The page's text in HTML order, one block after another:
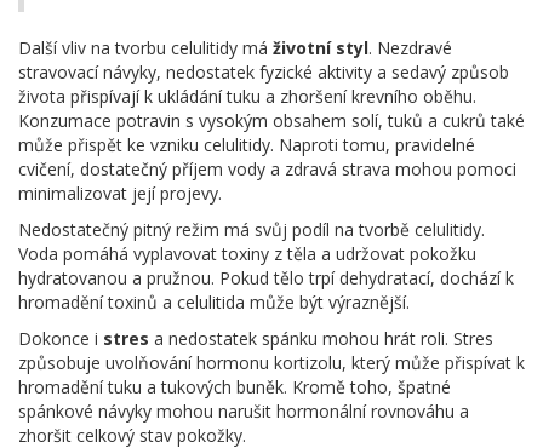
Další vliv na tvorbu celulitidy má životní styl. Nezdravé
stravovací návyky, nedostatek fyzické aktivity a sedavý způsob
života přispívají k ukládání tuku a zhoršení krevního oběhu.
Konzumace potravin s vysokým obsahem solí, tuků a cukrů také
může přispět ke vzniku celulitidy. Naproti tomu, pravidelné
cvičení, dostatečný příjem vody a zdravá strava mohou pomoci
minimalizovat její projevy.
Nedostatečný pitný režim má svůj podíl na tvorbě celulitidy.
Voda pomáhá vyplavovat toxiny z těla a udržovat pokožku
hydratovanou a pružnou. Pokud tělo trpí dehydratací, dochází k
hromadění toxinů a celulitida může být výraznější.
Dokonce i stres a nedostatek spánku mohou hrát roli. Stres
způsobuje uvolňování hormonu kortizolu, který může přispívat k
hromadění tuku a tukových buněk. Kromě toho, špatné
spánkové návyky mohou narušit hormonální rovnováhu a
zhoršit celkový stav pokožky.